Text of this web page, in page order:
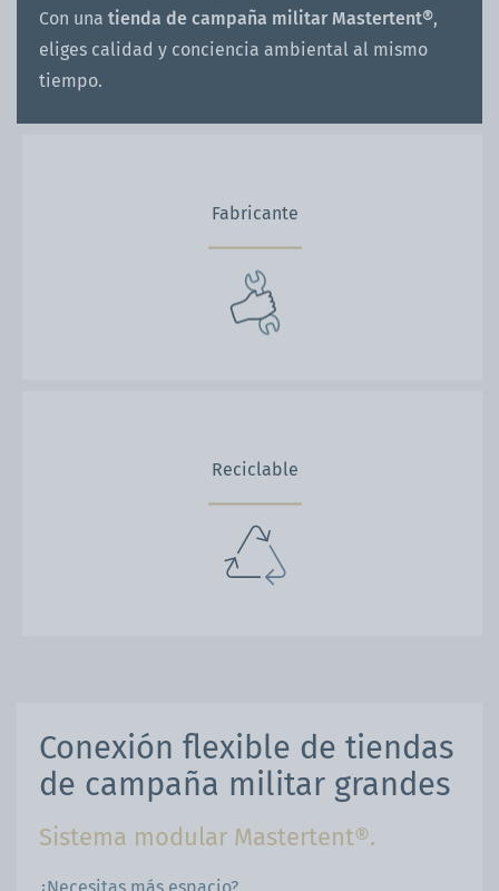
Con una tienda de campaña militar Mastertent®,
eliges calidad y conciencia ambiental al mismo
tiempo.
Fabricante
Reciclable
Conexión flexible de tiendas
de campaña militar grandes
Sistema modular Mastertent®.